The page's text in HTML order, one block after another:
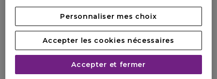
Personnaliser mes choix
Accepter les cookies nécessaires
Accepter et fermer